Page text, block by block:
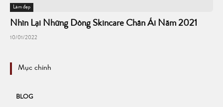
Làm đẹp
Nhìn Lại Những Dòng Skincare Chân Ái Năm 2021
10/01/2022
Mục chính
BLOG